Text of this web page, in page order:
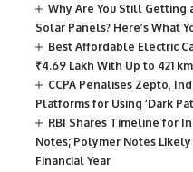
Why Are You Still
Solar Panels? Here’s What
Best Affordable Electric
₹4.69 Lakh With Up to 421
CCPA Penalises Zepto,
Platforms for Using ‘Dark
RBI Shares Timeline for
Notes; Polymer Notes
Financial Year